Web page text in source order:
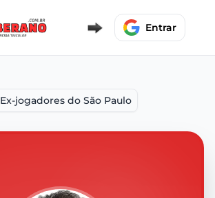
Entrar
Ex-jogadores do São Paulo